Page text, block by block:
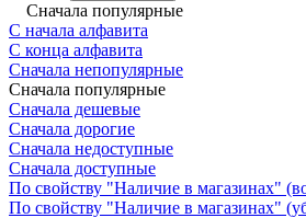
Сначала популярные
С начала алфавита
С конца алфавита
Сначала непопулярные
Сначала популярные
Сначала дешевые
Сначала дорогие
Сначала недоступные
Сначала доступные
По свойству "Наличие в магазинах"
По свойству "Наличие в магазинах"